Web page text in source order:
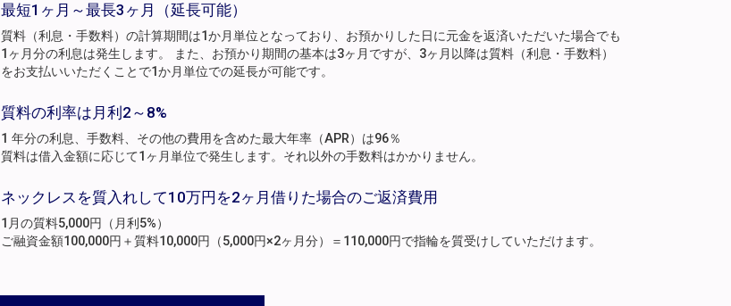
最短1ヶ月～最長3ヶ月（延長可能）
質料（利息・手数料）の計算期間は1か月単位となっており、お預かりした日に元金を返済いただいた場合でも
1ヶ月分の利息は発生します。 また、お預かり期間の基本は3ヶ月ですが、3ヶ月以降は質料（利息・手数料）
をお支払いいただくことで1か月単位での延長が可能です。
質料の利率は月利2～8%
1 年分の利息、手数料、その他の費用を含めた最大年率（APR）は96％
質料は借入金額に応じて1ヶ月単位で発生します。それ以外の手数料はかかりません。
ネックレスを質入れして10万円を2ヶ月借りた場合のご返済費用
1月の質料5,000円（月利5%）
ご融資金額100,000円＋質料10,000円（5,000円×2ヶ月分）＝110,000円で指輪を質受けしていただけます。